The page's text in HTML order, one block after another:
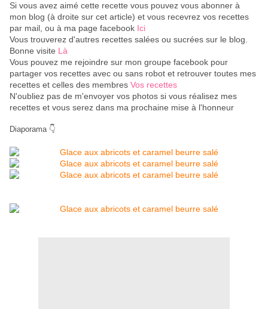
Si vous avez aimé cette recette vous pouvez vous abonner à
mon blog (à droite sur cet article) et vous recevrez vos recettes
par mail, ou à ma page facebook Ici
Vous trouverez d'autres recettes salées ou sucrées sur le blog.
Bonne visite Là
Vous pouvez me rejoindre sur mon groupe facebook pour
partager vos recettes avec ou sans robot et retrouver toutes mes
recettes et celles des membres Vos recettes
N'oubliez pas de m'envoyer vos photos si vous réalisez mes
recettes et vous serez dans ma prochaine mise à l'honneur
Diaporama 👇